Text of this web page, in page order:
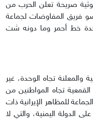
صريحة تعلن الحرب من
فريق المفاوضات لجماعة
خط أحمر وما دونه شت
والمعلنة تجاه الوحدة، غير
تجاه المواطنين من
للمظاهر الإيرانية ذات
الدولة اليمنية، والتي لا